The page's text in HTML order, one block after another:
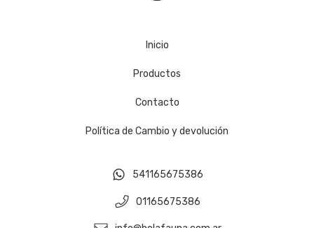
Inicio
Productos
Contacto
Política de Cambio y devolución
541165675386
01165675386